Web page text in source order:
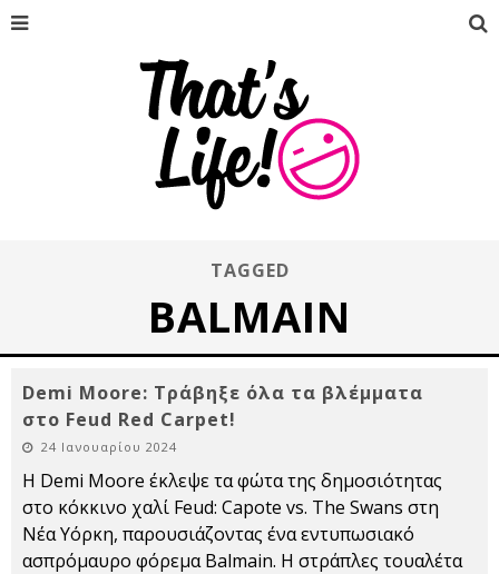
TAGGED
BALMAIN
Demi Moore: Τράβηξε όλα τα βλέμματα
στο Feud Red Carpet!
24 Ιανουαρίου 2024
Η Demi Moore έκλεψε τα φώτα της δημοσιότητας
στο κόκκινο χαλί Feud: Capote vs. The Swans στη
Νέα Υόρκη, παρουσιάζοντας ένα εντυπωσιακό
ασπρόμαυρο φόρεμα Balmain. Η στράπλες τουαλέτα